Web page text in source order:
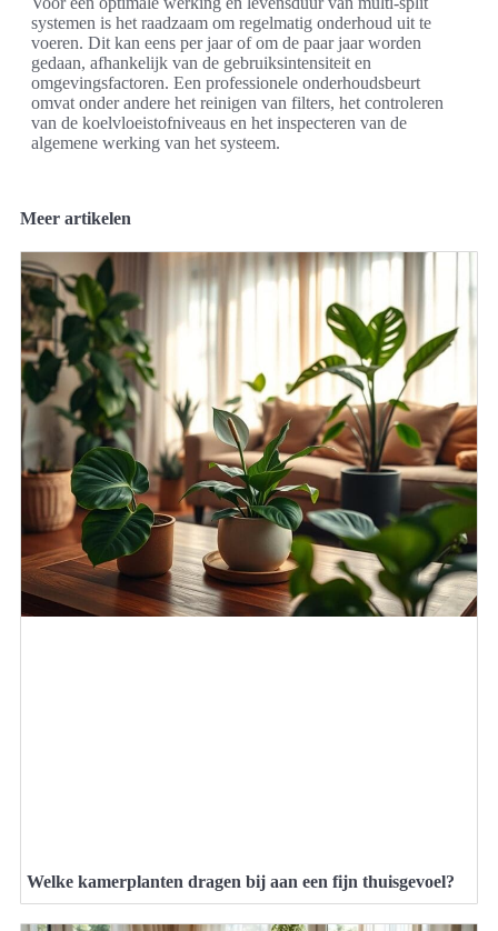
systemen is het raadzaam om regelmatig onderhoud uit te
voeren. Dit kan eens per jaar of om de paar jaar worden
gedaan, afhankelijk van de gebruiksintensiteit en
omgevingsfactoren. Een professionele onderhoudsbeurt
omvat onder andere het reinigen van filters, het controleren
van de koelvloeistofniveaus en het inspecteren van de
algemene werking van het systeem.
Meer artikelen
Welke kamerplanten dragen bij aan een fijn thuisgevoel?